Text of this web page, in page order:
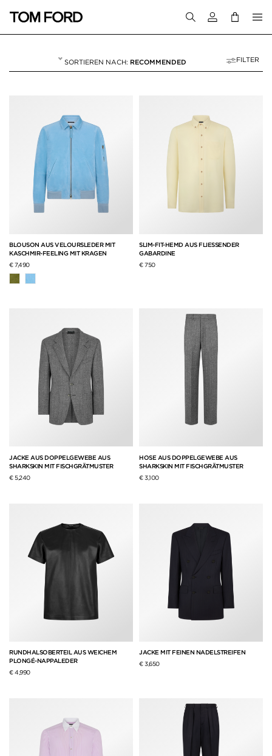
Melden Sie
RECOMMENDED FILTER
BLOUSON AUS VELOURSLEDER MIT
KASCHMIR-FEELING MIT KRAGEN
€ 7,490
SLIM-FIT-HEMD AUS FLIESSENDER
GABARDINE
€ 750
JACKE AUS DOPPELGEWEBE AUS
SHARKSKIN MIT FISCHGRÄTMUSTER
€ 5,240
HOSE AUS DOPPELGEWEBE AUS
SHARKSKIN MIT FISCHGRÄTMUSTER
€ 3,100
RUNDHALSOBERTEIL AUS WEICHEM
PLONGÉ-NAPPALEDER
€ 4,990
JACKE MIT FEINEN NADELSTREIFEN
€ 3,650